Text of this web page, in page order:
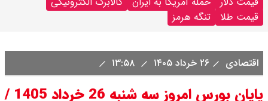
قیمت طلا
تنگه هرمز
اقتصادی ۲۶ خرداد ۱۴۰۵
پایان بورس امروز سه شنبه 26 خرداد 1405 /